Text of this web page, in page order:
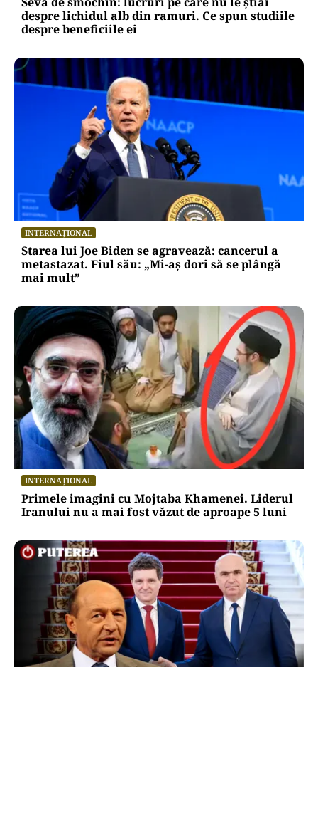
despre lichidul alb din ramuri. Ce spun studiile
despre beneficiile ei
INTERNAȚIONAL
Starea lui Joe Biden se agravează: cancerul a
metastazat. Fiul său: „Mi-aș dori să se plângă
mai mult”
INTERNAȚIONAL
Primele imagini cu Mojtaba Khamenei. Liderul
Iranului nu a mai fost văzut de aproape 5 luni